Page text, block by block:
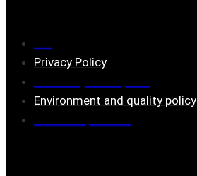
Privacy Policy
Environment and quality policy